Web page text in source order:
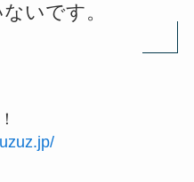
いです。